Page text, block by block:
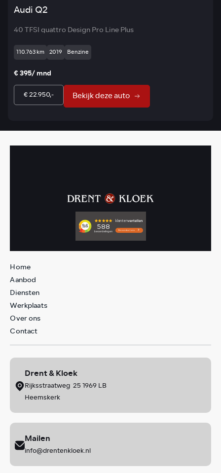
Audi Q2
40 TFSI quattro Design Pro Line Plus
110.763 km 2019 Benzine
€ 395/ mnd
€ 22.950,- Bekijk deze auto
Home
Aanbod
Diensten
Werkplaats
Over ons
Contact
Drent & Kloek
Rijksstraatweg 25 1969 LB
Heemskerk
Mailen
info@drentenkloek.nl